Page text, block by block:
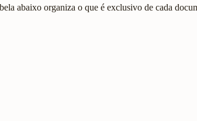
abaixo organiza o que é exclusivo de cada